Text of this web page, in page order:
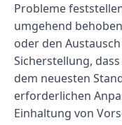
Probleme
umgehend
oder den
Sicherstellung,
dem neuesten
erforderlichen
Einhaltung von